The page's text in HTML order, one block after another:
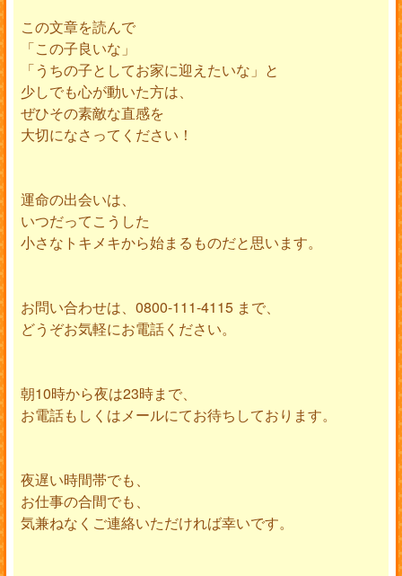
この文章を読んで
「この子良いな」
「うちの子としてお家に迎えたいな」と
少しでも心が動いた方は、
ぜひその素敵な直感を
大切になさってください！
運命の出会いは、
いつだってこうした
小さなトキメキから始まるものだと思います。
お問い合わせは、0800-111-4115 まで、
どうぞお気軽にお電話ください。
朝10時から夜は23時まで、
お電話もしくはメールにてお待ちしております。
夜遅い時間帯でも、
お仕事の合間でも、
気兼ねなくご連絡いただければ幸いです。